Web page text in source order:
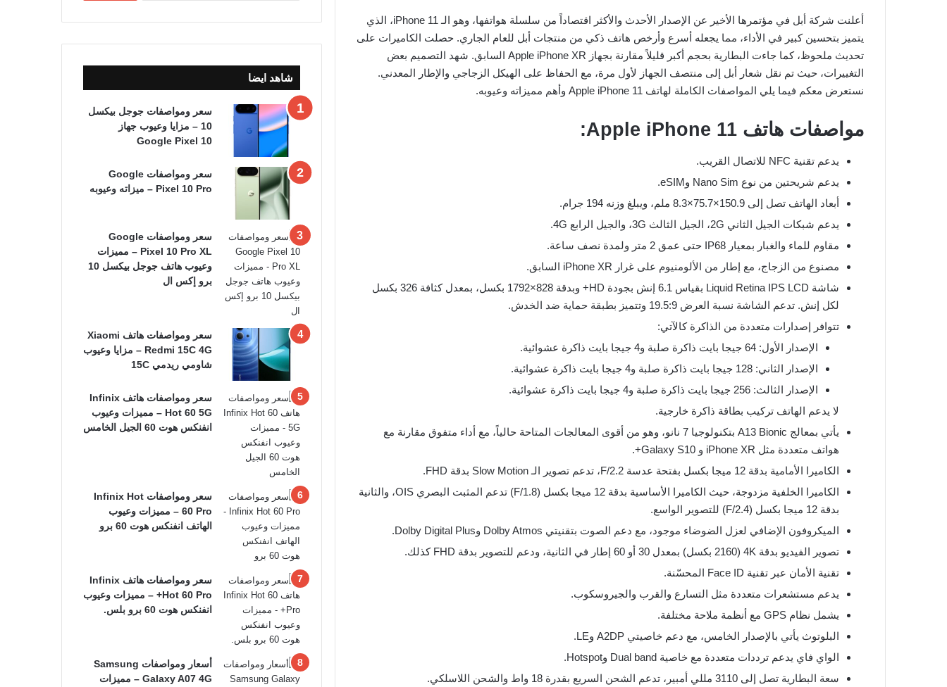
أعلنت شركة أبل في مؤتمرها الأخير عن الإصدار الأحدث والأكثر اقتصاداً من سلسلة هواتفها، وهو الـ iPhone 11، الذي
يتميز بتحسين كبير في الأداء، مما يجعله أسرع وأرخص هاتف ذكي من منتجات أبل للعام الجاري. حصلت الكاميرات على
تحديث ملحوظ، كما جاءت البطارية بحجم أكبر قليلاً مقارنة بجهاز Apple iPhone XR السابق. شهد التصميم بعض
التغييرات، حيث تم نقل شعار أبل إلى منتصف الجهاز لأول مرة، مع الحفاظ على الهيكل الزجاجي والإطار المعدني.
نستعرض معكم فيما يلي المواصفات الكاملة لهاتف Apple iPhone 11 وأهم مميزاته وعيوبه.
مواصفات هاتف Apple iPhone 11:
يدعم تقنية NFC للاتصال القريب.
يدعم شريحتين من نوع Nano Sim وeSIM.
أبعاد الهاتف تصل إلى 150.9×75.7×8.3 ملم، ويبلغ وزنه 194 جرام.
يدعم شبكات الجيل الثاني 2G، الجيل الثالث 3G، والجيل الرابع 4G.
مقاوم للماء والغبار بمعيار IP68 حتى عمق 2 متر ولمدة نصف ساعة.
مصنوع من الزجاج، مع إطار من الألومنيوم على غرار iPhone XR السابق.
شاشة Liquid Retina IPS LCD بقياس 6.1 إنش بجودة HD+ وبدقة 828×1792 بكسل، بمعدل كثافة 326 بكسل
لكل إنش. تدعم الشاشة نسبة العرض 19.5:9 وتتميز بطبقة حماية ضد الخدش.
تتوافر إصدارات متعددة من الذاكرة كالآتي:
الإصدار الأول: 64 جيجا بايت ذاكرة صلبة و4 جيجا بايت ذاكرة عشوائية.
الإصدار الثاني: 128 جيجا بايت ذاكرة صلبة و4 جيجا بايت ذاكرة عشوائية.
الإصدار الثالث: 256 جيجا بايت ذاكرة صلبة و4 جيجا بايت ذاكرة عشوائية.
لا يدعم الهاتف تركيب بطاقة ذاكرة خارجية.
يأتي بمعالج A13 Bionic بتكنولوجيا 7 نانو، وهو من أقوى المعالجات المتاحة حالياً، مع أداء متفوق مقارنة مع
هواتف متعددة مثل iPhone XR و Galaxy S10+.
الكاميرا الأمامية بدقة 12 ميجا بكسل بفتحة عدسة F/2.2، تدعم تصوير الـ Slow Motion بدقة FHD.
الكاميرا الخلفية مزدوجة، حيث الكاميرا الأساسية بدقة 12 ميجا بكسل (F/1.8) تدعم المثبت البصري OIS، والثانية
بدقة 12 ميجا بكسل (F/2.4) للتصوير الواسع.
الميكروفون الإضافي لعزل الضوضاء موجود، مع دعم الصوت بتقنيتي Dolby Atmos وDolby Digital Plus.
تصوير الفيديو بدقة 4K (2160 بكسل) بمعدل 30 أو 60 إطار في الثانية، ودعم للتصوير بدقة FHD كذلك.
تقنية الأمان عبر تقنية Face ID المحسّنة.
يدعم مستشعرات متعددة مثل التسارع والقرب والجيروسكوب.
يشمل نظام GPS مع أنظمة ملاحة مختلفة.
البلوتوث يأتي بالإصدار الخامس، مع دعم خاصيتي A2DP وLE.
الواي فاي يدعم ترددات متعددة مع خاصية Dual band وHotspot.
سعة البطارية تصل إلى 3110 مللي أمبير، تدعم الشحن السريع بقدرة 18 واط والشحن اللاسلكي.
شاهد ايضا
سعر ومواصفات جوجل بيكسل
10 – مزايا وعيوب جهاز
Google Pixel 10
سعر ومواصفات Google
Pixel 10 Pro – ميزاته وعيوبه
سعر ومواصفات Google
Pixel 10 Pro XL – مميزات
وعيوب هاتف جوجل بيكسل 10
برو إكس ال
سعر ومواصفات هاتف Xiaomi
Redmi 15C 4G – مزايا وعيوب
شاومي ريدمي 15C
سعر ومواصفات هاتف Infinix
Hot 60 5G – مميزات وعيوب
انفنكس هوت 60 الجيل الخامس
سعر ومواصفات Infinix Hot
60 Pro – مميزات وعيوب
الهاتف انفنكس هوت 60 برو
سعر ومواصفات هاتف Infinix
Hot 60 Pro+ – مميزات وعيوب
انفنكس هوت 60 برو بلس.
أسعار ومواصفات Samsung
Galaxy A07 4G – مميزات